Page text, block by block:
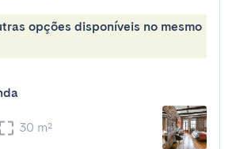
opções disponíveis no mesmo
30 m²